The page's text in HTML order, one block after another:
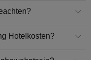
Hotelkosten?